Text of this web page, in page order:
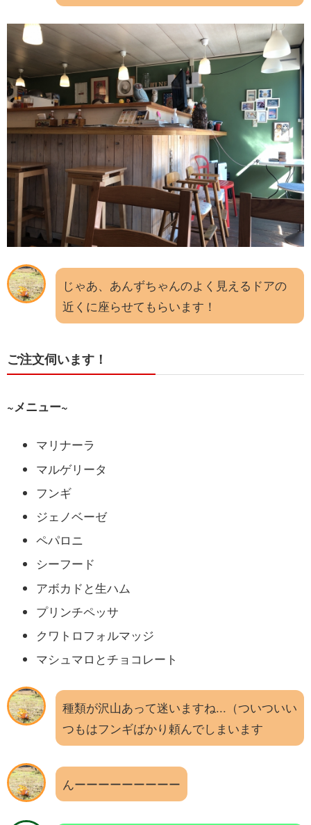
じゃあ、あんずちゃんのよく見えるドアの
近くに座らせてもらいます！
ご注文伺います！
~メニュー~
マリナーラ
マルゲリータ
フンギ
ジェノベーゼ
ペパロニ
シーフード
アボカドと生ハム
プリンチペッサ
クワトロフォルマッジ
マシュマロとチョコレート
種類が沢山あって迷いますね...（ついついい
つもはフンギばかり頼んでしまいます
んーーーーーーーーー